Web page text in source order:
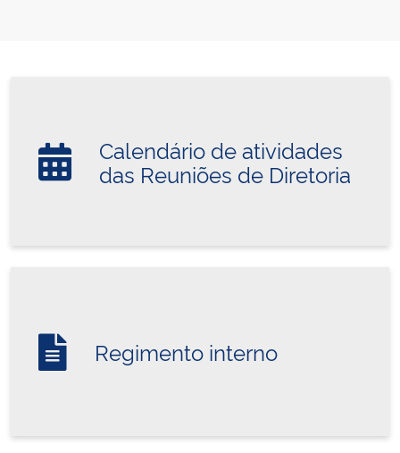
Calendário de atividades
das Reuniões de Diretoria
Regimento interno